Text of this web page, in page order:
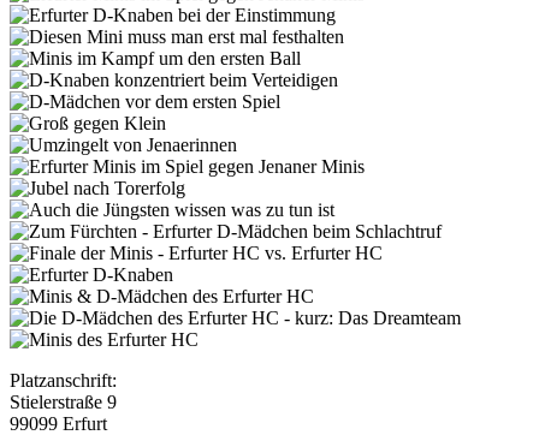
Platzanschrift:
Stielerstraße 9
99099 Erfurt